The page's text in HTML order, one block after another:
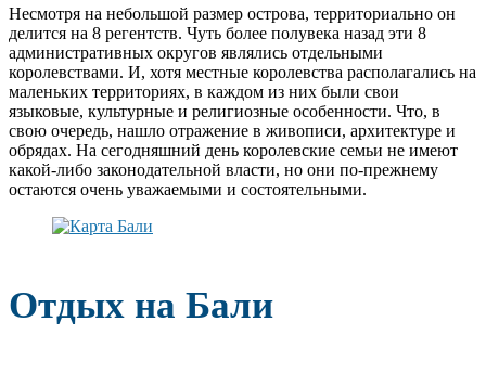
Несмотря на небольшой размер острова, территориально он
делится на 8 регентств. Чуть более полувека назад эти 8
административных округов являлись отдельными
королевствами. И, хотя местные королевства располагались на
маленьких территориях, в каждом из них были свои
языковые, культурные и религиозные особенности. Что, в
свою очередь, нашло отражение в живописи, архитектуре и
обрядах. На сегодняшний день королевские семьи не имеют
какой-либо законодательной власти, но они по-прежнему
остаются очень уважаемыми и состоятельными.
Отдых на Бали